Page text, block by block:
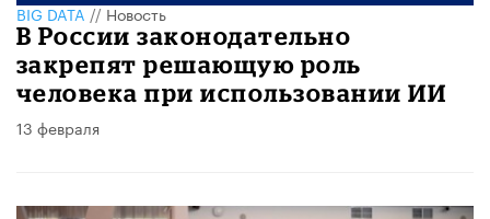
BIG DATA//Новость
В России законодательно
закрепят решающую роль
человека при использовании ИИ
13 февраля